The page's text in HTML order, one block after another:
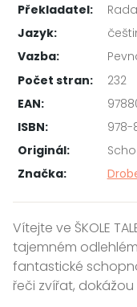
Překladatel:
Jazyk:
Vazba:
Počet stran:
232
EAN:
ISBN:
978-
Originál:
Značka:
Vítejte ve ŠKOLE
tajemném
fantastické
řeči zvířat,